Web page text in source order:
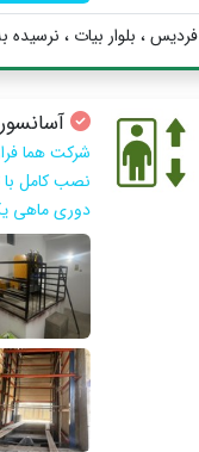
فردیس ، بلوار بیات ، نرسیده
آسانسور
شرکت هما
نصب کامل با
دوری ماهی یک بار و